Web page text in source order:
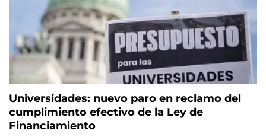
Universidades: nuevo paro en reclamo del
cumplimiento efectivo de la Ley de
Financiamiento